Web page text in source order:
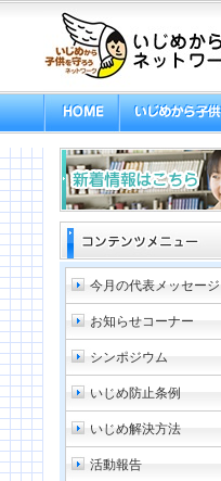
今月の代表メッセージ
お知らせコーナー
シンポジウム
いじめ防止条例
いじめ解決方法
活動報告